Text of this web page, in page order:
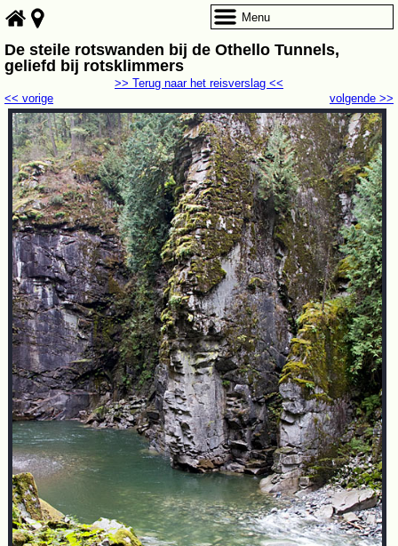
De steile rotswanden bij de Othello Tunnels,
geliefd bij rotsklimmers
volgende >>
<< vorige
>> Terug naar het reisverslag <<
Menu